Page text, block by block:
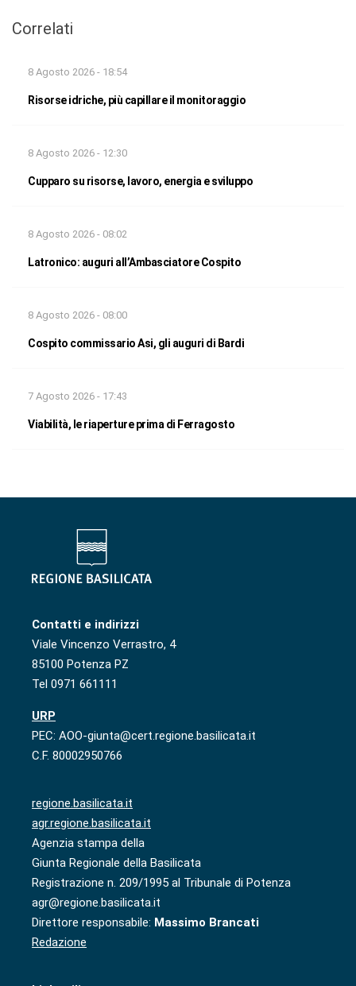
Correlati
8 Agosto 2026 - 18:54
Risorse idriche, più capillare il monitoraggio
8 Agosto 2026 - 12:30
Cupparo su risorse, lavoro, energia e sviluppo
8 Agosto 2026 - 08:02
Latronico: auguri all’Ambasciatore Cospito
8 Agosto 2026 - 08:00
Cospito commissario Asi, gli auguri di Bardi
7 Agosto 2026 - 17:43
Viabilità, le riaperture prima di Ferragosto
Contatti e indirizzi
Viale Vincenzo Verrastro, 4
85100 Potenza PZ
Tel 0971 661111
URP
PEC: AOO-giunta@cert.regione.basilicata.it
C.F. 80002950766
regione.basilicata.it
agr.regione.basilicata.it
Agenzia stampa della
Giunta Regionale della Basilicata
Registrazione n. 209/1995 al Tribunale di Potenza
agr@regione.basilicata.it
Direttore responsabile: Massimo Brancati
Redazione